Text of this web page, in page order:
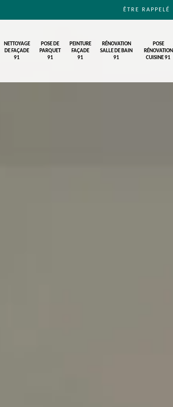
ÊTRE RAPPELÉ
NETTOYAGE
DE FAÇADE
91
POSE DE
PARQUET
91
PEINTURE
FAÇADE
91
RÉNOVATION
SALLE DE BAIN
91
POSE
RÉNOVATION
CUISINE 91